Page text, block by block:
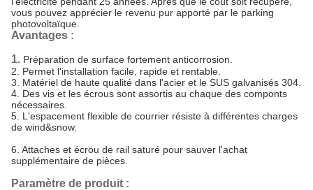
vous pouvez apprécier le revenu pur apporté par le parking
photovoltaïque.
Avantages :
1. Préparation de surface fortement anticorrosion.
2. Permet l'installation facile, rapide et rentable.
3. Matériel de haute qualité dans l'acier et le SUS galvanisés 304.
4. Des vis et les écrous sont assortis au chaque des componts
nécessaires.
5. L'espacement flexible de courrier résiste à différentes charges
de wind&snow.
6. Attaches et écrou de rail saturé pour sauver l'achat
supplémentaire de pièces.
Paramètre de produit :